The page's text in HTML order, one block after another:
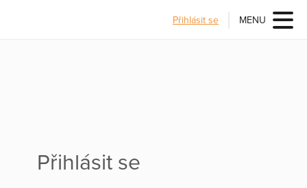
Přihlásit se MENU
Přihlásit se